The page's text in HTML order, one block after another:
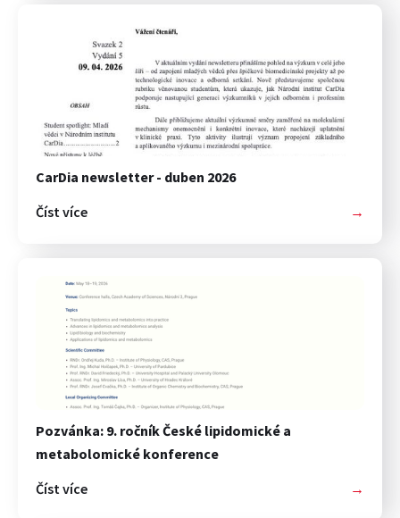
CarDia newsletter - duben 2026
Číst více
→
Pozvánka: 9. ročník České lipidomické a
metabolomické konference
Číst více
→